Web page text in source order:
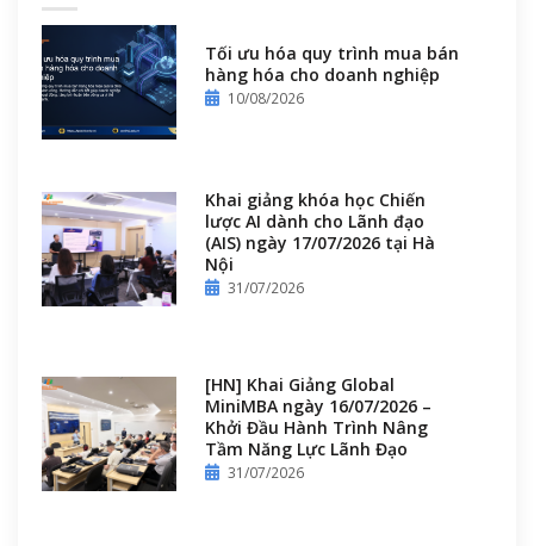
Tối ưu hóa quy trình mua bán
hàng hóa cho doanh nghiệp
10/08/2026
Khai giảng khóa học Chiến
lược AI dành cho Lãnh đạo
(AIS) ngày 17/07/2026 tại Hà
Nội
31/07/2026
[HN] Khai Giảng Global
MiniMBA ngày 16/07/2026 –
Khởi Đầu Hành Trình Nâng
Tầm Năng Lực Lãnh Đạo
31/07/2026